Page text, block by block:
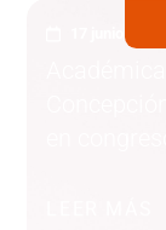
17 junio, 2025
en